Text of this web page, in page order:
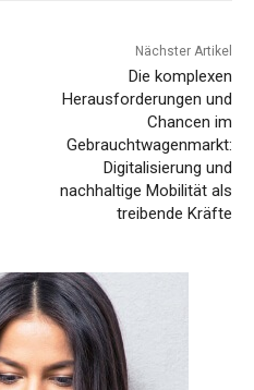
Nächster Artikel
Die komplexen
Herausforderungen und
Chancen im
Gebrauchtwagenmarkt:
Digitalisierung und
nachhaltige Mobilität als
treibende Kräfte